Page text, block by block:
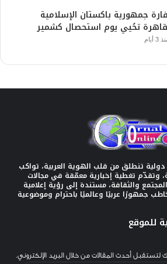
جمهورية باكستان الإسلامية
تحُيي يوم استحصال كشمير
3 أيام
دولية تنطلق من قلب الهوية العربية، تواكب
وتقدّم تغطية إخبارية معمّقة في مجالات
والثقافة، مستندة إلى رؤية إعلامية
جمهورًا عربيًا وعالميًا باحترام وموضوعية
للموقع
لتستقبل أحدث المقالات من خلال البريد الإلكتروني.